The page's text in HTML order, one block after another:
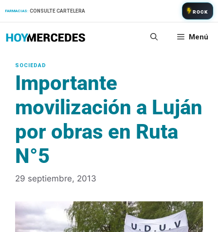
FARMACIAS: CONSULTE CARTELERA ROCK
Menú
Importante
movilización a Luján
por obras en Ruta
N°5
29 septiembre, 2013